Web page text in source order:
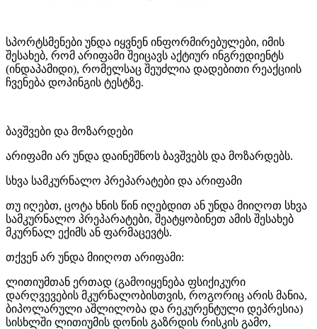
სპორტსმენები უნდა იყვნენ ინფორმირებულები, იმის
შესახებ, რომ არიფამი შეიცავს აქტიურ ინგრედიენტს
(ინდაპამიდი), რომელსაც შეუძლია დადებითი რეაქციის
ჩვენება დოპინგის ტესტზე.
ბავშვები და მოზარდები
არიფამი არ უნდა დაინეშნოს ბავშვებს და მოზარდებს.
სხვა სამკურნალო პრეპარატები და არიფამი
თუ იღებთ, ცოტა ხნის წინ იღებდით ან უნდა მიიღოთ სხვა
სამკურნალო პრეპარატები, შეატყობინეთ ამის შესახებ
მკურნალ ექიმს ან ფარმაცევტს.
თქვენ არ უნდა მიიღოთ არიფამი:
ლითიუმთან ერთად (გამოიყენება ფსიქიკური
დარღვევების მკურნალობისთვის, როგორიც არის მანია,
ბიპოლარული აშლილობა და რეკურენტული დეპრესია)
სისხლში ლითიუმის დონის გაზრდის რისკის გამო,